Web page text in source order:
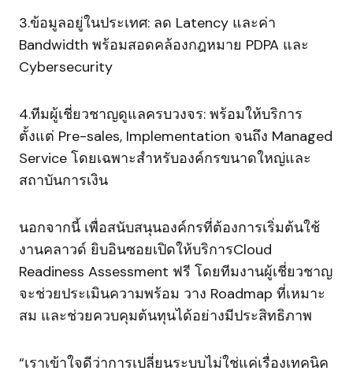
3.ข้อมูลอยู่ในประเทศ: ลด Latency และค่า
Bandwidth พร้อมสอดคล้องกฎหมาย PDPA และ
Cybersecurity
4.ทีมผู้เชี่ยวชาญดูแลครบวงจร: พร้อมให้บริการ
ตั้งแต่ Pre-sales, Implementation จนถึง Managed
Service โดยเฉพาะสำหรับองค์กรขนาดใหญ่และ
สถาบันการเงิน
นอกจากนี้ เพื่อสนับสนุนองค์กรที่ต้องการเริ่มต้นใช้
งานคลาวด์ ยิบอินซอยเปิดให้บริการCloud
Readiness Assessment ฟรี โดยทีมงานผู้เชี่ยวชาญ
จะช่วยประเมินความพร้อม วาง Roadmap ที่เหมาะ
สม และช่วยควบคุมต้นทุนได้อย่างมีประสิทธิภาพ
“เราเข้าใจดีว่าการเปลี่ยนระบบไม่ใช่แค่เรื่องเทคนิค